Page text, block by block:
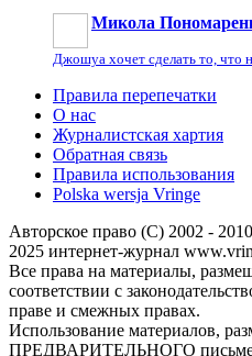
Микола
Джошуа хочет сделать то, что
Правила перепечатки
О нас
Журналистская хартия
Обратная связь
Правила использования
Polska wersja Vringe
Авторское право (С) 2002 -
2025 интернет-журнал
Все права на материалы,
соответствии с
праве и смежных правах.
Использование материалов,
ПРЕДВАРИТЕЛЬНОГО